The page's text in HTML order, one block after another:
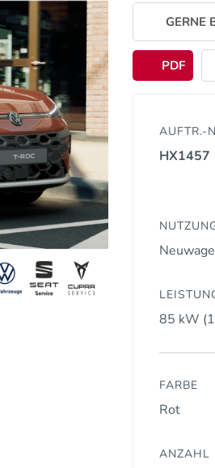
GERNE
PDF
AUFTR.-
HX1457
85 kW
FARBE
Rot
ANZAHL